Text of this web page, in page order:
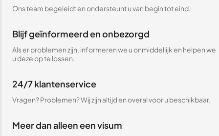
Ons team begeleidt en ondersteunt u van begin tot eind.
Blijf geïnformeerd en onbezorgd
Als er problemen zijn, informeren we u onmiddellijk en helpen we
u deze op te lossen.
24/7 klantenservice
Vragen? Problemen? Wij zijn altijd en overal voor u beschikbaar.
Meer dan alleen een visum